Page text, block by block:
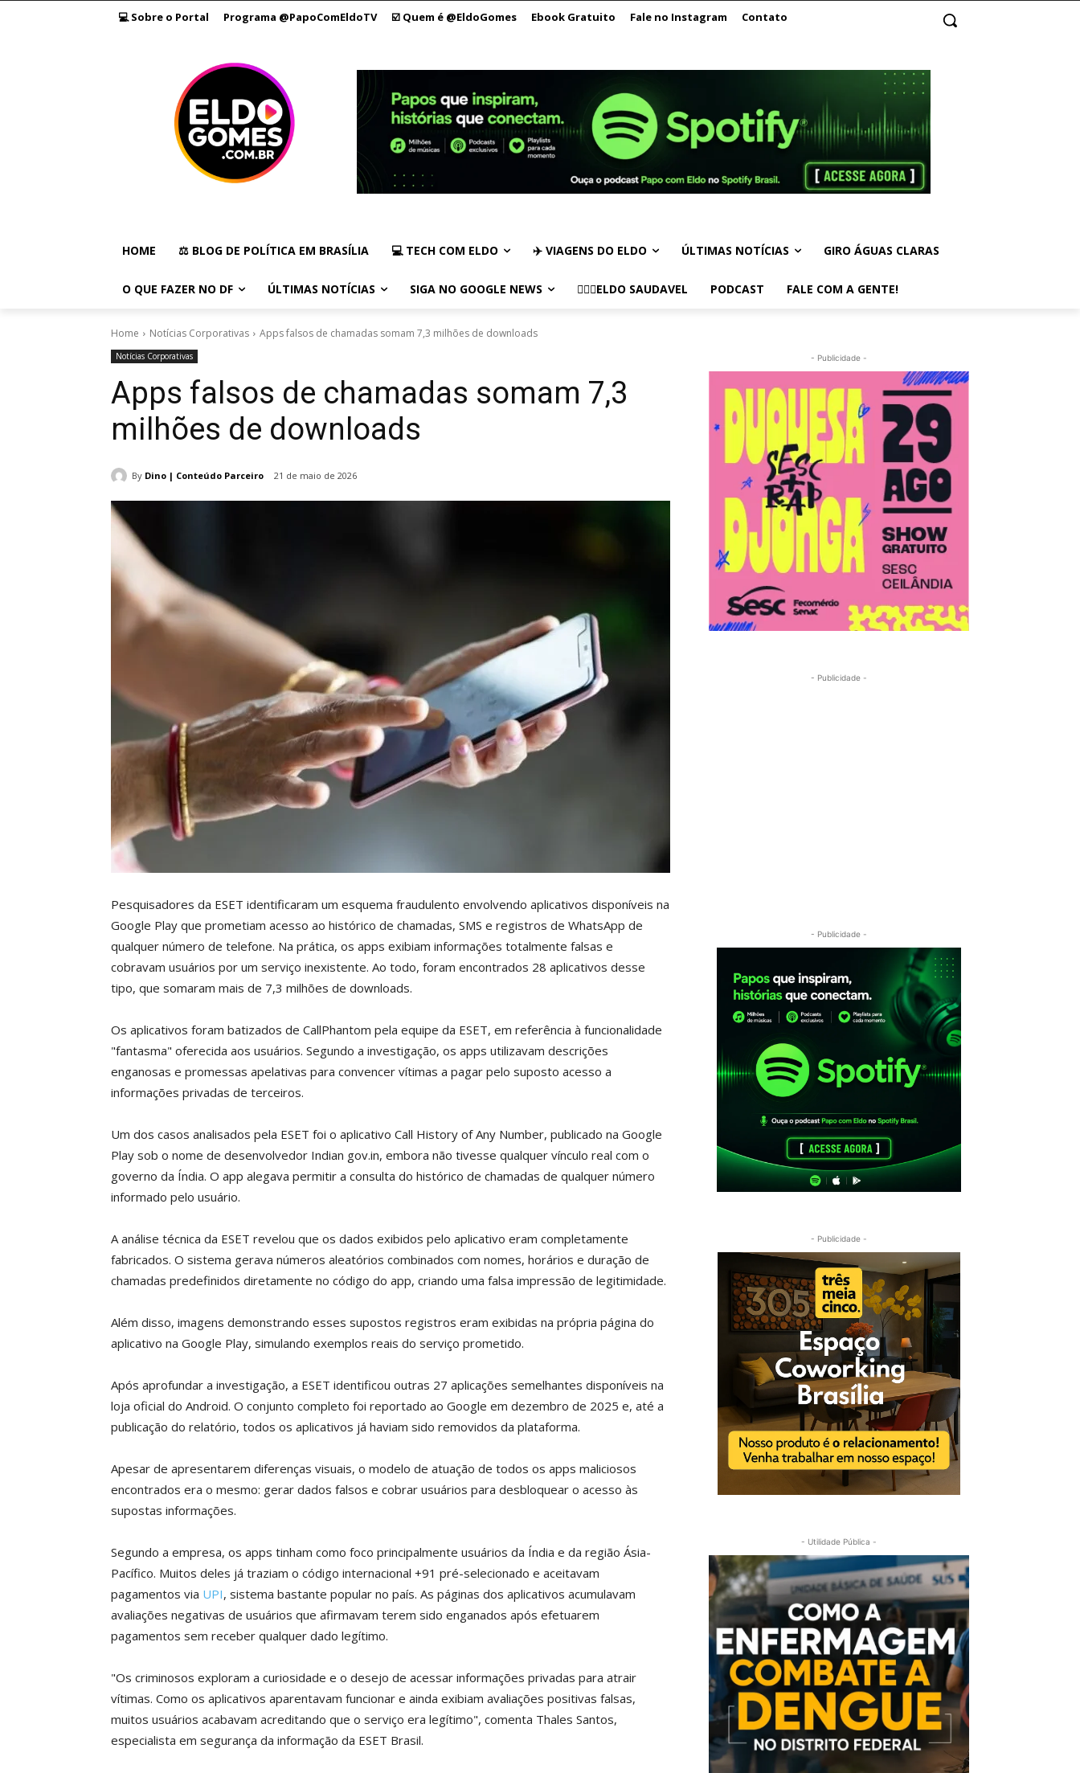
💻 Sobre o Portal Programa @PapoComEldoTV ☑️ Quem é @EldoGomes Ebook Gratuito Fale no Instagram Contato
HOME ⚖️ BLOG DE POLÍTICA EM BRASÍLIA 💻 TECH COM ELDO ✈️ VIAGENS DO ELDO ÚLTIMAS NOTÍCIAS GIRO ÁGUAS CLARAS
O QUE FAZER NO DF ÚLTIMAS NOTÍCIAS SIGA NO GOOGLE NEWS 🏃🏻‍♂️ELDO SAUDAVEL PODCAST FALE COM A GENTE!
Home Notícias Corporativas Apps falsos de chamadas somam 7,3 milhões de downloads
Notícias Corporativas
Apps falsos de chamadas somam 7,3
milhões de downloads
By Dino | Conteúdo Parceiro 21 de maio de 2026
Pesquisadores da ESET identificaram um esquema fraudulento envolvendo aplicativos disponíveis na
Google Play que prometiam acesso ao histórico de chamadas, SMS e registros de WhatsApp de
qualquer número de telefone. Na prática, os apps exibiam informações totalmente falsas e
cobravam usuários por um serviço inexistente. Ao todo, foram encontrados 28 aplicativos desse
tipo, que somaram mais de 7,3 milhões de downloads.
Os aplicativos foram batizados de CallPhantom pela equipe da ESET, em referência à funcionalidade
"fantasma" oferecida aos usuários. Segundo a investigação, os apps utilizavam descrições
enganosas e promessas apelativas para convencer vítimas a pagar pelo suposto acesso a
informações privadas de terceiros.
Um dos casos analisados pela ESET foi o aplicativo Call History of Any Number, publicado na Google
Play sob o nome de desenvolvedor Indian gov.in, embora não tivesse qualquer vínculo real com o
governo da Índia. O app alegava permitir a consulta do histórico de chamadas de qualquer número
informado pelo usuário.
A análise técnica da ESET revelou que os dados exibidos pelo aplicativo eram completamente
fabricados. O sistema gerava números aleatórios combinados com nomes, horários e duração de
chamadas predefinidos diretamente no código do app, criando uma falsa impressão de legitimidade.
Além disso, imagens demonstrando esses supostos registros eram exibidas na própria página do
aplicativo na Google Play, simulando exemplos reais do serviço prometido.
Após aprofundar a investigação, a ESET identificou outras 27 aplicações semelhantes disponíveis na
loja oficial do Android. O conjunto completo foi reportado ao Google em dezembro de 2025 e, até a
publicação do relatório, todos os aplicativos já haviam sido removidos da plataforma.
Apesar de apresentarem diferenças visuais, o modelo de atuação de todos os apps maliciosos
encontrados era o mesmo: gerar dados falsos e cobrar usuários para desbloquear o acesso às
supostas informações.
Segundo a empresa, os apps tinham como foco principalmente usuários da Índia e da região Ásia-
Pacífico. Muitos deles já traziam o código internacional +91 pré-selecionado e aceitavam
pagamentos via UPI, sistema bastante popular no país. As páginas dos aplicativos acumulavam
avaliações negativas de usuários que afirmavam terem sido enganados após efetuarem
pagamentos sem receber qualquer dado legítimo.
"Os criminosos exploram a curiosidade e o desejo de acessar informações privadas para atrair
vítimas. Como os aplicativos aparentavam funcionar e ainda exibiam avaliações positivas falsas,
muitos usuários acabavam acreditando que o serviço era legítimo", comenta Thales Santos,
especialista em segurança da informação da ESET Brasil.
- Publicidade -
- Publicidade -
- Publicidade -
- Publicidade -
- Utilidade Pública -